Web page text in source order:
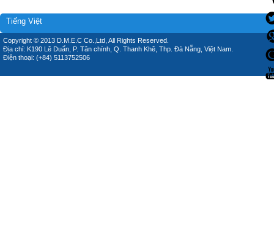
Tiếng Việt
Copyright © 2013 D.M.E.C Co.,Ltd, All Rights Reserved.
Địa chỉ: K190 Lê Duẩn, P. Tân chính, Q. Thanh Khê, Thp. Đà Nẵng, Việt Nam.
Điện thoại: (+84) 5113752506